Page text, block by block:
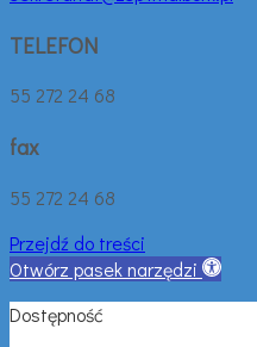
TELEFON
55 272 24 68
fax
55 272 24 68
Przejdź do treści
Otwórz pasek narzędzi
Dostępność